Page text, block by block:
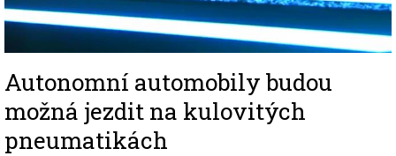
Autonomní automobily budou
možná jezdit na kulovitých
pneumatikách